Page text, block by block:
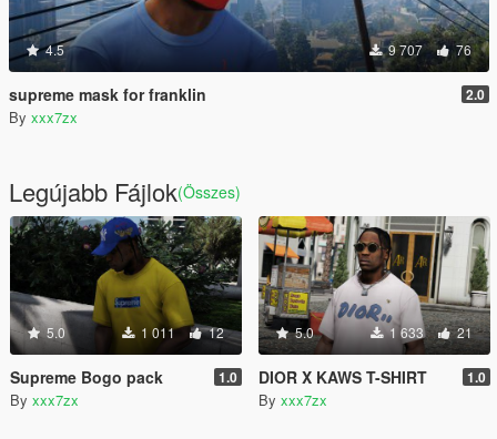
4.5 9 707 76
supreme mask for franklin 2.0
By xxx7zx
Legújabb Fájlok(Összes)
5.0 1 011 12
Supreme Bogo pack 1.0
By xxx7zx
5.0 1 633 21
DIOR X KAWS T-SHIRT 1.0
By xxx7zx